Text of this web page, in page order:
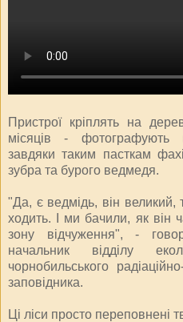
Пристрої кріплять на
місяців -
завдяки таким пасткам
зубра та бурого ведмедя.
"Да, є ведмідь, він великий,
ходить. І ми бачили, як він
зону відчуження", -
начальник відділу
чорнобильського
заповідника.
Ці ліси просто переповнені